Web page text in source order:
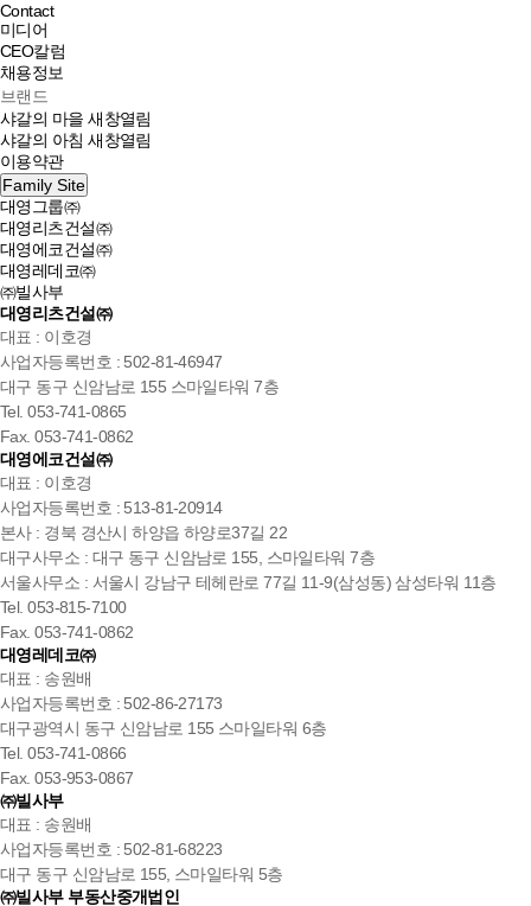
Contact
미디어
CEO칼럼
채용정보
브랜드
샤갈의 마을새창열림
샤갈의 아침새창열림
이용약관
Family Site
대영그룹㈜
대영리츠건설㈜
대영에코건설㈜
대영레데코㈜
㈜빌사부
대영리츠건설㈜
대표 : 이호경
사업자등록번호 : 502-81-46947
대구 동구 신암남로 155 스마일타워 7층
Tel. 053-741-0865
Fax. 053-741-0862
대영에코건설㈜
대표 : 이호경
사업자등록번호 : 513-81-20914
본사 : 경북 경산시 하양읍 하양로37길 22
대구사무소 : 대구 동구 신암남로 155, 스마일타워 7층
서울사무소 : 서울시 강남구 테헤란로 77길 11-9(삼성동) 삼성타워 11층
Tel. 053-815-7100
Fax. 053-741-0862
대영레데코㈜
대표 : 송원배
사업자등록번호 : 502-86-27173
대구광역시 동구 신암남로 155 스마일타워 6층
Tel. 053-741-0866
Fax. 053-953-0867
㈜빌사부
대표 : 송원배
사업자등록번호 : 502-81-68223
대구 동구 신암남로 155, 스마일타워 5층
㈜빌사부 부동산중개법인